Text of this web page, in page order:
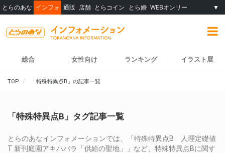
とらのあな インフォ 通販 店舗 とらコイン とら婚 WEBオンリー ▼
総合 女性向け ランキング イラスト展
TOP 「特殊特異点B」の記事一覧
「特殊特異点B」タグ記事一覧
とらのあなインフォメーションでは、「特殊特異点B 人理定礎値
T 新刊庭園アキハバラ「供給の聖地」」など、特殊特異点Bに関す